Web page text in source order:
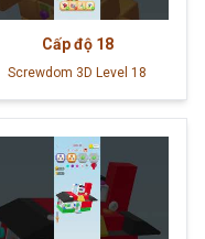
Cấp độ 18
Screwdom 3D Level 18